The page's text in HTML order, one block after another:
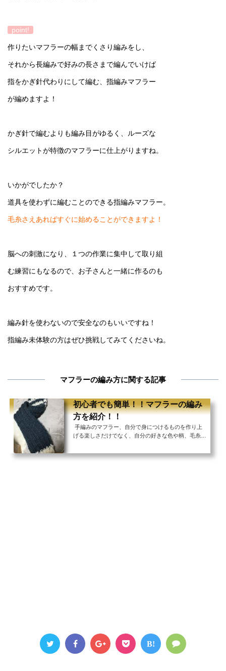
point!
作りたいマフラーの幅までくさり編みをし、
それから長編みで好みの長さまで編んでいけば
指をかぎ針代わりにして編む、指編みマフラー
が編めますよ！
かぎ針で編むよりも編み目がゆるく、ルーズな
シルエットが特徴のマフラーに仕上がりますね。
いかがでしたか？
道具を使わずに編むことのできる指編みマフラー。
毛糸さえあればすぐに始めることができますよ！
脳への刺激になり、１つの作業に集中して取り組
む練習にもなるので、お子さんと一緒に作るのも
おすすめです。
編み針を使わないので安全なのもいいですね！
指編み未体験の方はぜひ挑戦してみてくださいね。
マフラーの編み方に関する記事
初心者でも簡単！！マフラーの編み
方を紹介！！
手編みのマフラー、自分で身につけるものを作り上
げる楽しさだけでなく、自分の好きな色や柄、毛糸の
す。 手編みで作るものの代表格であるマフラーは、
B!